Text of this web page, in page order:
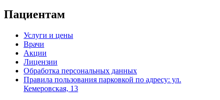
Пациентам
Услуги и цены
Врачи
Акции
Лицензии
Обработка персональных данных
Правила пользования парковкой по адресу: ул.
Кемеровская, 13